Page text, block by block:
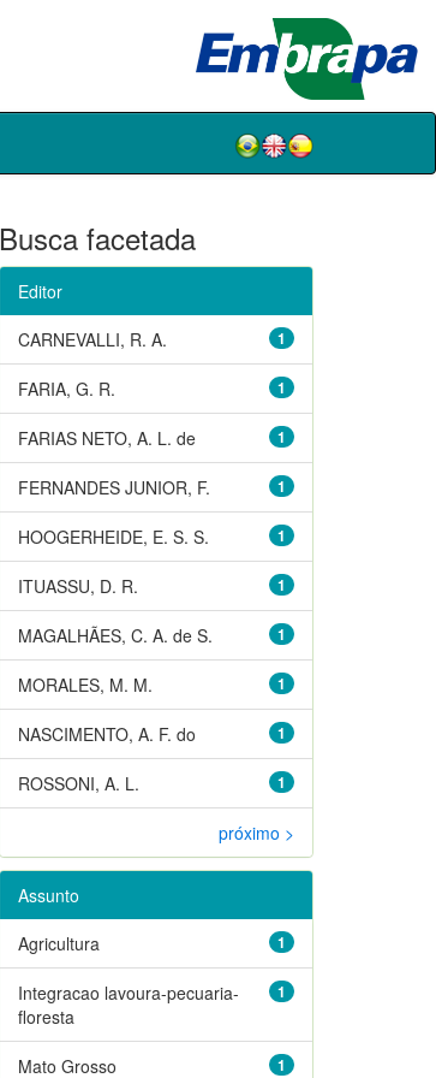
Busca facetada
Editor
1
CARNEVALLI, R. A.
1
FARIA, G. R.
1
FARIAS NETO, A. L. de
1
FERNANDES JUNIOR, F.
1
HOOGERHEIDE, E. S. S.
1
ITUASSU, D. R.
1
MAGALHÃES, C. A. de S.
1
MORALES, M. M.
1
NASCIMENTO, A. F. do
1
ROSSONI, A. L.
próximo >
Assunto
1
Agricultura
1
Integracao lavoura-pecuaria-
floresta
1
Mato Grosso